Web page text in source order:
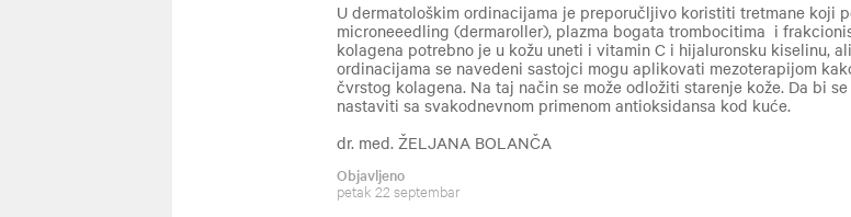
U dermatološkim ordinacijama je preporučljivo koristiti tretmane koji
microneeedling (dermaroller), plazma bogata trombocitima i
kolagena potrebno je u kožu uneti i vitamin C i hijaluronsku kiselinu,
ordinacijama se navedeni sastojci mogu aplikovati mezoterapijom
čvrstog kolagena. Na taj način se može odložiti starenje kože. Da bi
nastaviti sa svakodnevnom primenom antioksidansa kod kuće.
dr. med. ŽELJANA BOLANČA
Objavljeno
petak 22 septembar